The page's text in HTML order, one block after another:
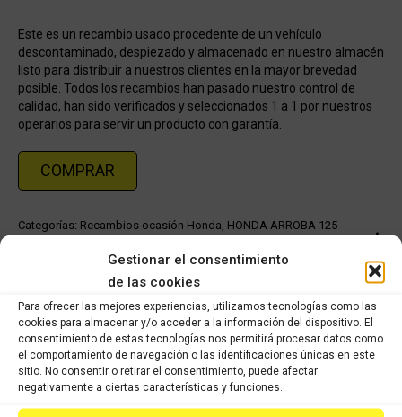
Gestionar el consentimiento
de las cookies
Para ofrecer las mejores experiencias, utilizamos tecnologías como las
cookies para almacenar y/o acceder a la información del dispositivo. El
consentimiento de estas tecnologías nos permitirá procesar datos como
el comportamiento de navegación o las identificaciones únicas en este
sitio. No consentir o retirar el consentimiento, puede afectar
negativamente a ciertas características y funciones.
Este es un recambio usado procedente de un vehículo
descontaminado, despiezado y almacenado en nuestro almacén
listo para distribuir a nuestros clientes en la mayor brevedad
posible. Todos los recambios han pasado nuestro control de
calidad, han sido verificados y seleccionados 1 a 1 por nuestros
operarios para servir un producto con garantía.
COMPRAR
Categorías: Recambios ocasión Honda HONDA ARROBA 125
Share this product
Share
on
X
Share
on
Facebook
Share
on
Pinterest
Share
on
LinkedIn